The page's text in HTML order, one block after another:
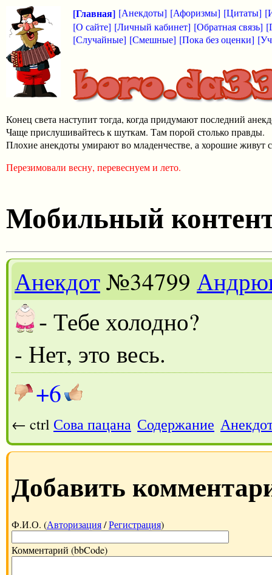
[Главная] [Анекдоты] [Афоризмы] [Цитаты]
[О сайте] [Личный кабинет] [Обратная связь]
[Случайные] [Смешные] [Пока без оценки]
Конец света наступит тогда, когда придумают последний
Чаще прислушивайтесь к шуткам. Там порой столько правды.
Плохие анекдоты умирают во младенчестве, а хорошие живут
Перезимовали весну, перевеснуем и лето.
Мобильный
Анекдот№34799
- Тебе холодно?
- Нет, это весь.
+6
← ctrl Сова пацана Содержание
Добавить
Ф.И.О. (Авторизация/Регистрация)
Комментарий (bbCode)